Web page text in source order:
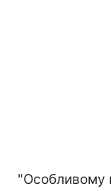
"Особливому